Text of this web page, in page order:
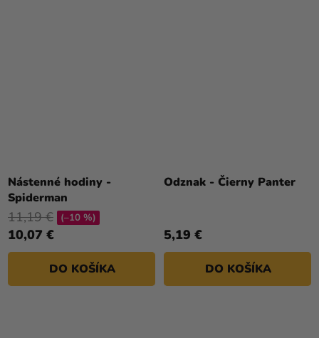
Nástenné hodiny -
Spiderman
10,07 €
11,19 € (–10 %)
DO KOŠÍKA
Odznak - Čierny Panter
5,19 €
DO KOŠÍKA